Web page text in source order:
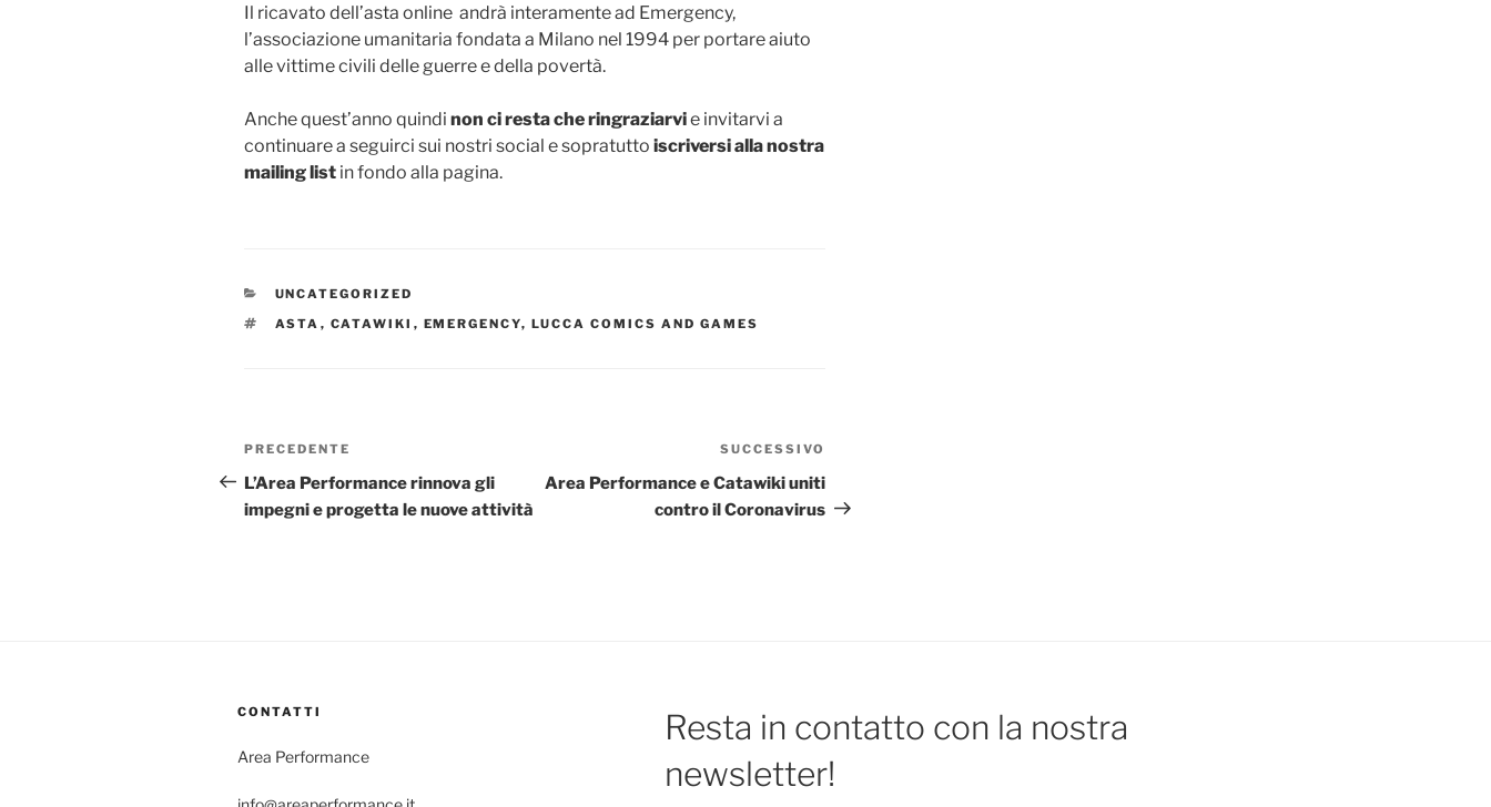
Il ricavato dell’asta online andrà interamente ad Emergency,
l’associazione umanitaria fondata a Milano nel 1994 per portare aiuto
alle vittime civili delle guerre e della povertà.
Anche quest’anno quindi non ci resta che ringraziarvie invitarvi a
continuare a seguirci sui nostri social e sopratutto iscriversi alla nostra
mailing list in fondo alla pagina.
CATEGORIE
UNCATEGORIZED
TAG
ASTA , CATAWIKI , EMERGENCY, LUCCA COMICS AND GAMES
Navigazione
articoli
Articolo
precedente:
PRECEDENTE
L’Area Performance rinnova gli
impegni e progetta le nuove attività
successivo
SUCCESSIVO
Area Performance e Catawiki uniti
contro il Coronavirus
CONTATTI
Area Performance
Resta in contatto con la nostra
newsletter!